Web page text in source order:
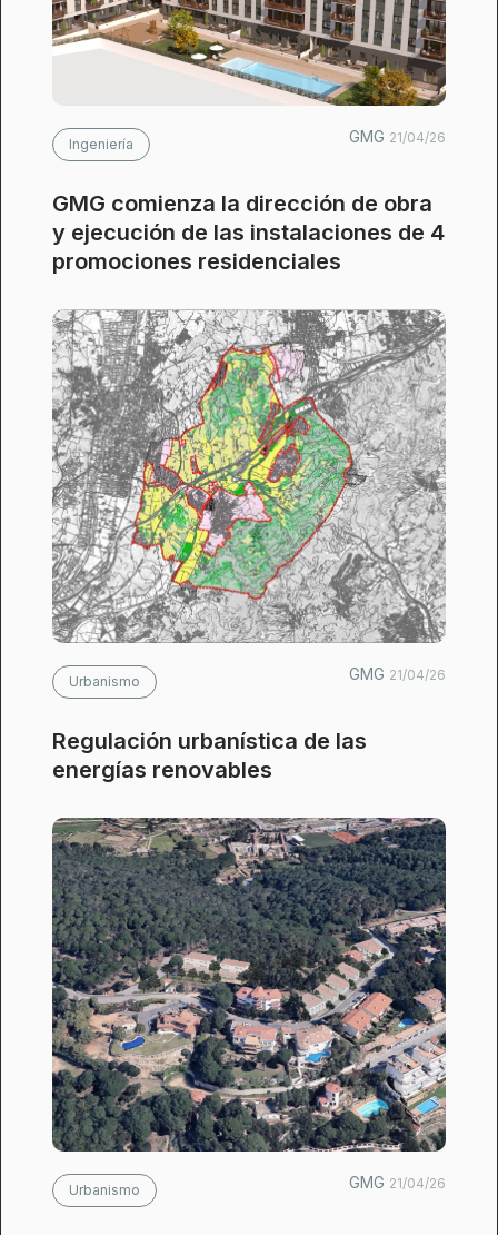
Ingeniería GMG 21/04/26
GMG comienza la dirección de obra
y ejecución de las instalaciones de 4
promociones residenciales
Urbanismo GMG 21/04/26
Regulación urbanística de las
energías renovables
Urbanismo GMG 21/04/26